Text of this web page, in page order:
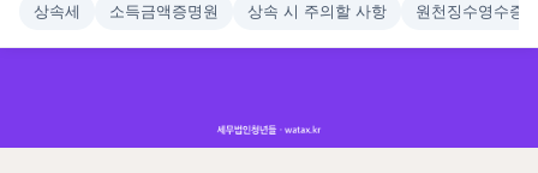
상속세 소득금액증명원 상속 시 주의할 사항 원천징수영수증